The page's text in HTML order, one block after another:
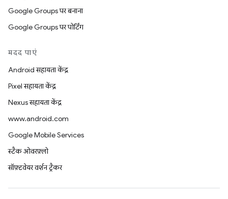
Google Groups पर बनाना
Google Groups पर पोर्टिंग
मदद पाएं
Android सहायता केंद्र
Pixel सहायता केंद्र
Nexus सहायता केंद्र
www.android.com
Google Mobile Services
स्टैक ओवरफ़्लो
सॉफ़्टवेयर वर्शन ट्रैकर